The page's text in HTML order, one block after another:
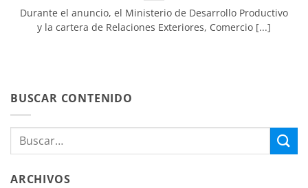
Durante el anuncio, el Ministerio de Desarrollo Productivo
y la cartera de Relaciones Exteriores, Comercio [...]
BUSCAR CONTENIDO
ARCHIVOS